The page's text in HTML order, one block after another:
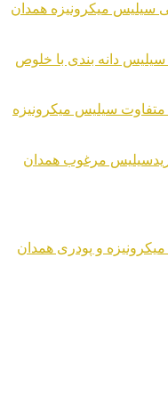
سیلیس میکرونیزه همدان
سیلیس دانه بندی با خلوص
سیلیس میکرونیزه
مرغوب همدان
و پودری همدان